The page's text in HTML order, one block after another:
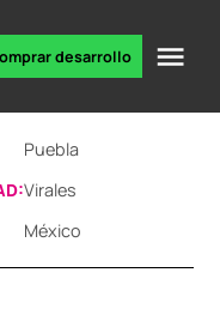
desarrollo
Puebla
Virales
México